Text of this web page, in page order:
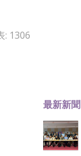
: 1306
最新新聞